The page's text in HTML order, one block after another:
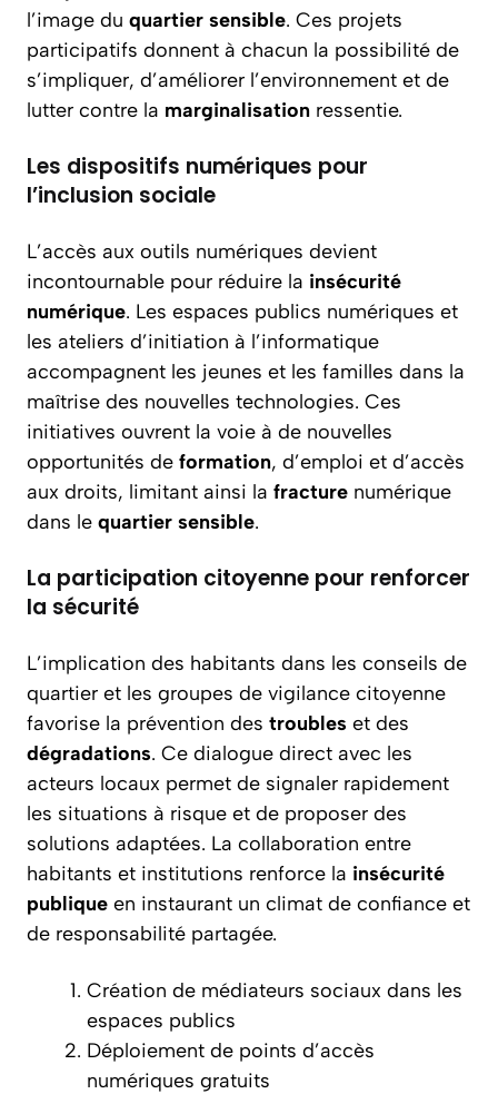
l’image du quartier sensible. Ces projets
participatifs donnent à chacun la possibilité de
s’impliquer, d’améliorer l’environnement et de
lutter contre la marginalisation ressentie.
Les dispositifs numériques pour
l’inclusion sociale
L’accès aux outils numériques devient
incontournable pour réduire la insécurité
numérique. Les espaces publics numériques et
les ateliers d’initiation à l’informatique
accompagnent les jeunes et les familles dans la
maîtrise des nouvelles technologies. Ces
initiatives ouvrent la voie à de nouvelles
opportunités de formation, d’emploi et d’accès
aux droits, limitant ainsi la fracture numérique
dans le quartier sensible.
La participation citoyenne pour renforcer
la sécurité
L’implication des habitants dans les conseils de
quartier et les groupes de vigilance citoyenne
favorise la prévention des troubles et des
dégradations. Ce dialogue direct avec les
acteurs locaux permet de signaler rapidement
les situations à risque et de proposer des
solutions adaptées. La collaboration entre
habitants et institutions renforce la insécurité
publique en instaurant un climat de confiance et
de responsabilité partagée.
Création de médiateurs sociaux dans les
espaces publics
Déploiement de points d’accès
numériques gratuits